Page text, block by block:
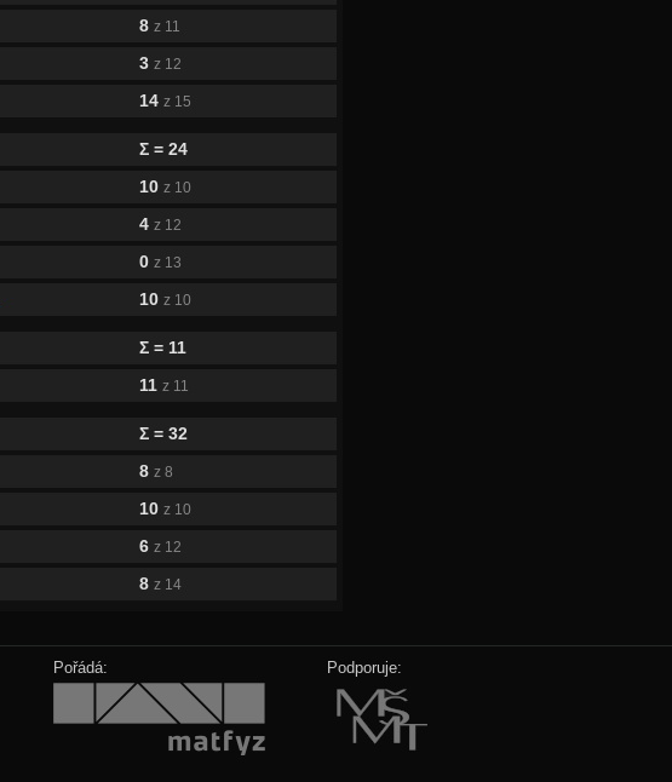
8 z 11
3 z 12
14 z 15
Σ = 24
10 z 10
4 z 12
0 z 13
10 z 10
Σ = 11
11 z 11
Σ = 32
8 z 8
10 z 10
6 z 12
8 z 14
Pořádá: Podporuje: